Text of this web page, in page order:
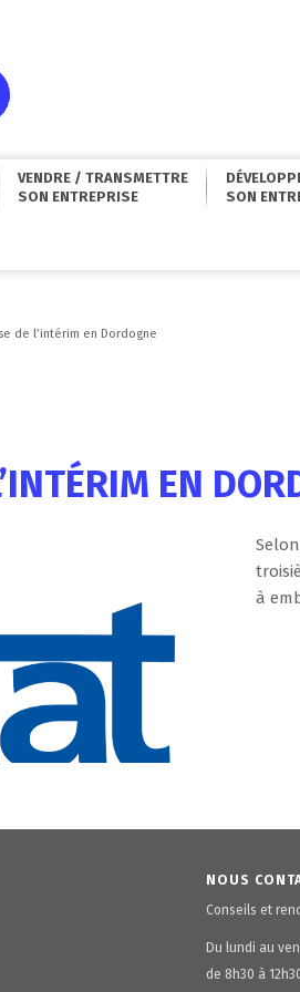
VENDRE / TRANSMETTRE
de l’intérim en Dordogne
EN
à
NOUS
Conseils et
Du lundi au
de 8h30 à